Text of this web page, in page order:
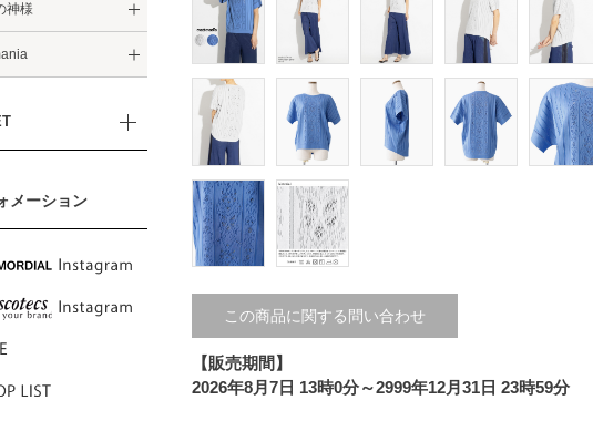
神様
メーション
この商品に関する問い合わせ
【販売期間】
2026年8月7日 13時0分～2999年12月31日 23時59分